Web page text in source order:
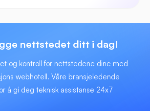
nettstedet ditt i dag!
og kontroll for nettstedene dine med
webhotell. Våre bransjeledende
å gi deg teknisk assistanse 24x7